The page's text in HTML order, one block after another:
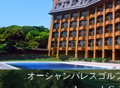
オーシャンパレスゴル